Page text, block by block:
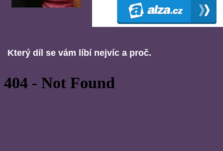
Který díl se vám líbí nejvíc a proč.